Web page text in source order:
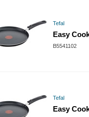
Tefal
Easy
B5541102
Tefal
Easy